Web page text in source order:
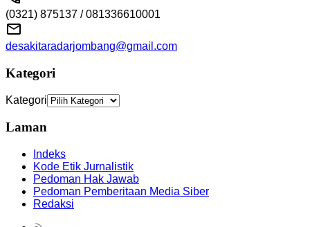
(0321) 875137 / 081336610001
desakitaradarjombang@gmail.com
Kategori
Kategori
Laman
Indeks
Kode Etik Jurnalistik
Pedoman Hak Jawab
Pedoman Pemberitaan Media Siber
Redaksi